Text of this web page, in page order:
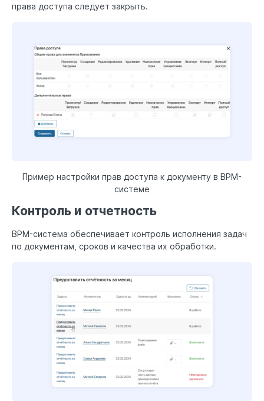
права доступа следует закрыть.
Пример настройки прав доступа к документу в BPM-
системе
Контроль и отчетность
BPM-система обеспечивает контроль исполнения задач
по документам, сроков и качества их обработки.